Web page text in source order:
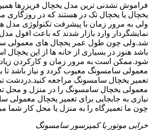
فراموش نشدنی ترین مدل یخچال فریزرها
یخچال یا یخچال تک در هستند که در روزگاری
ولی به مرور زمان با پیشرفت تکنولوژی مدل
نمایشگردار وارد بازار شدند که باعث افول
شد.ولی چون طول عمر یخچال های معمولی
باشد هنوز در بسیاری از خانه ها از این یخچال
شود.ممکن است به مرور زمان و کارکردن
معمولی سامسونگ معیوب گردد و نیاز باشد تا
تعمیر یخچال سامسونگ مراجعه کنید.دردشت
معمولی یخچال سامسونگ را در منزل و محل
نیازی به جابجایی برای تعمیر یخچال معمولی
چون ما تعمیرگاه را به منزل یا محل کار شما
خرابی موتور یا کمپرسور سامسونگ